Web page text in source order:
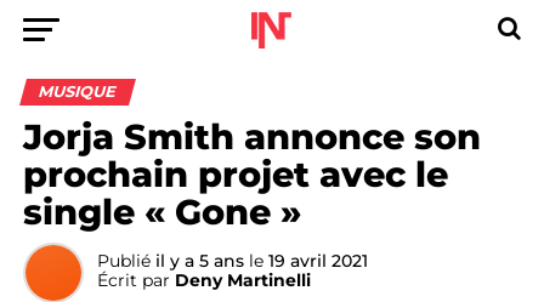
MUSIQUE
Jorja Smith annonce son
prochain projet avec le
single « Gone »
Publié il y a 5 ans le 19 avril 2021
Écrit par Deny Martinelli